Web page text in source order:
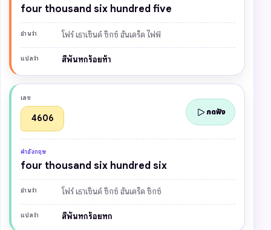
four thousand six hundred five
อ่านว่า โฟร์ เธาเซินด์ ซิกซ์ ฮันเดร็ด ไฟฟ์
แปลว่า สี่พันหกร้อยห้า
เลข
4606
คำอังกฤษ
four thousand six hundred six
อ่านว่า โฟร์ เธาเซินด์ ซิกซ์ ฮันเดร็ด ซิกซ์
แปลว่า สี่พันหกร้อยหก
กดฟัง